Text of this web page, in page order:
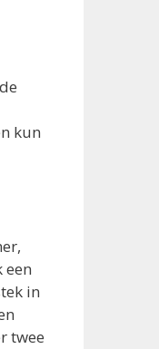
kun
in
twee